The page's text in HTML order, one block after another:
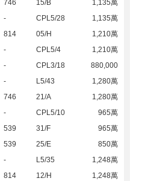
746 15/B
1,135萬
- CPL5/28
1,135萬
814 05/H
1,210萬
- CPL5/4
1,210萬
- CPL3/18
880,000
- L5/43
1,280萬
746 21/A
1,280萬
- CPL5/10
965萬
539 31/F
965萬
539 25/E
850萬
- L5/35
1,248萬
814 12/H
1,248萬